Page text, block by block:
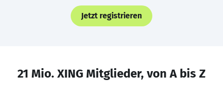
Jetzt registrieren
21 Mio. XING Mitglieder, von A bis Z